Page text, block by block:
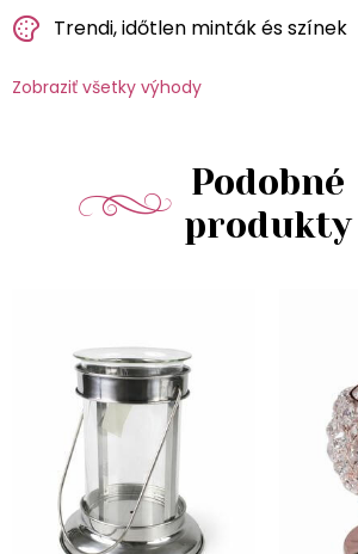
Trendi, időtlen minták és színek
Zobraziť všetky výhody
Podobné
produkty